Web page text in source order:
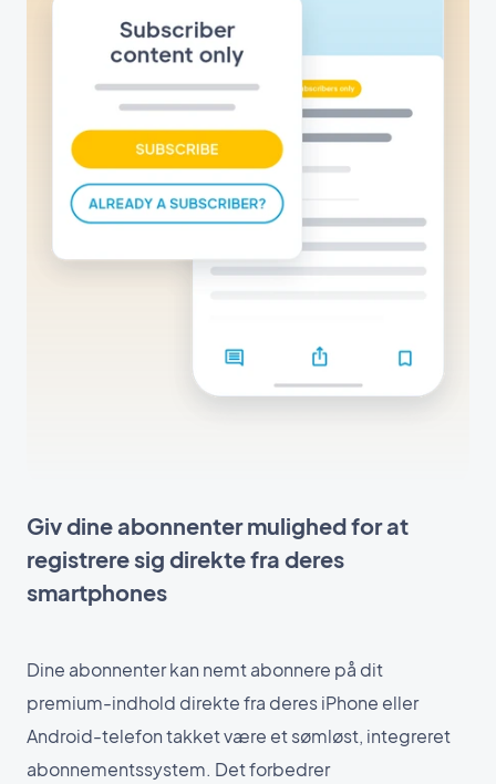
Giv dine abonnenter mulighed for at
registrere sig direkte fra deres
smartphones
Dine abonnenter kan nemt abonnere på dit
premium-indhold direkte fra deres iPhone eller
Android-telefon takket være et sømløst, integreret
abonnementssystem. Det forbedrer